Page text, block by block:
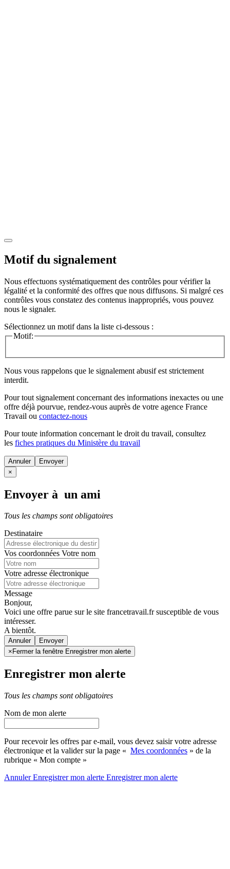
Motif du signalement
Nous effectuons systématiquement des contrôles pour vérifier la
légalité et la conformité des offres que nous diffusons. Si malgré ces
contrôles vous constatez des contenus inappropriés, vous pouvez
nous le signaler.
Sélectionnez un motif dans la liste ci-dessous :
Motif:
Nous vous rappelons que le signalement abusif est strictement
interdit.
Pour tout signalement concernant des informations inexactes ou une
offre déjà pourvue, rendez-vous auprès de votre agence France
Travail ou contactez-nous
Pour toute information concernant le droit du travail, consultez
les fiches pratiques du Ministère du travail
Annuler
×
Envoyer à un ami
Tous les champs sont obligatoires
Destinataire
Vos coordonnées Votre nom
Votre adresse électronique
Message
Bonjour,
Voici une offre parue sur le site francetravail.fr susceptible de vous
intéresser.
A bientôt.
Annuler
× Fermer la fenêtre Enregistrer mon alerte
Enregistrer mon alerte
Tous les champs sont obligatoires
Nom de mon alerte
Pour recevoir les offres par e-mail, vous devez saisir votre adresse
électronique et la valider sur la page « Mes coordonnées » de la
rubrique « Mon compte »
AnnulerEnregistrer mon alerte Enregistrermon alerte